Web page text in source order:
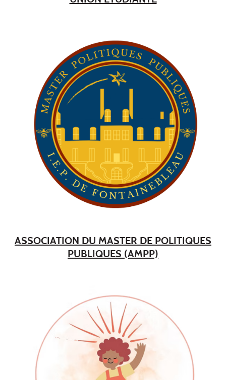
ASSOCIATION DU MASTER DE POLITIQUES
PUBLIQUES (AMPP)